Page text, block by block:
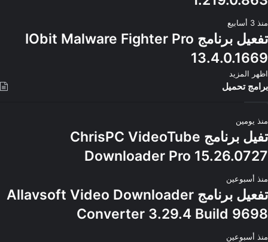
منذ 3 أسابيع
تفعيل برنامج IObit Malware Fighter Pro
13.4.0.1669
اظهر المزيد
برامج تحميل
منذ يومين
تفيل برنامج ChrisPC VideoTube
Downloader Pro 15.26.0727
منذ أسبوعين
تفعيل برنامج Allavsoft Video Downloader
Converter 3.29.4 Build 9698
منذ أسبوعين